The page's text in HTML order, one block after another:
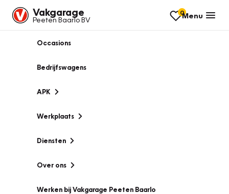
Vakgarage
Peeten Baarlo BV
0Menu
Occasions
Bedrijfswagens
APK
Werkplaats
Diensten
Over ons
Werken bij Vakgarage Peeten Baarlo